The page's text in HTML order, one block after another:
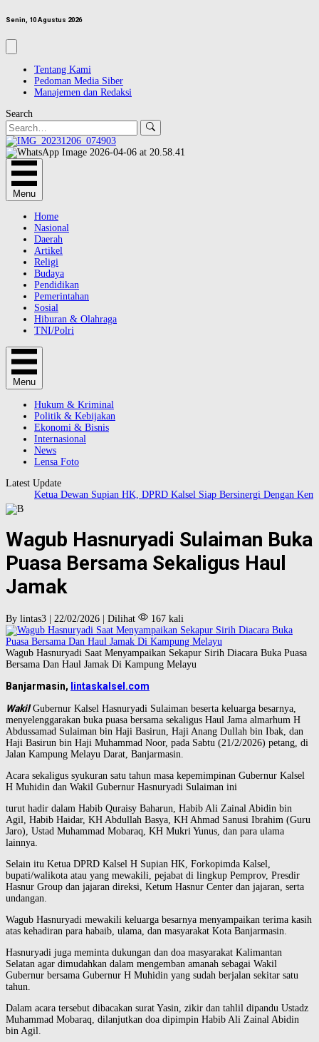
Senin, 10 Agustus 2026
Tentang Kami
Pedoman Media Siber
Manajemen dan Redaksi
Search
Menu
Home
Nasional
Daerah
Artikel
Religi
Budaya
Pendidikan
Pemerintahan
Sosial
Hiburan & Olahraga
TNI/Polri
Menu
Hukum & Kriminal
Politik & Kebijakan
Ekonomi & Bisnis
Internasional
News
Lensa Foto
Latest Update
Ketua Dewan Supian HK, DPRD Kalsel Siap Bersinergi Dengan
Wagub Hasnuryadi Sulaiman Buka
Puasa Bersama Sekaligus Haul
Jamak
By lintas3 | 22/02/2026 | Dilihat 167 kali
Wagub Hasnuryadi Saat Menyampaikan Sekapur Sirih Diacara Buka Puasa
Bersama Dan Haul Jamak Di Kampung Melayu
Banjarmasin, lintaskalsel.com
WakilGubernur Kalsel Hasnuryadi Sulaiman beserta keluarga besarnya,
menyelenggarakan buka puasa bersama sekaligus Haul Jama almarhum H
Abdussamad Sulaiman bin Haji Basirun, Haji Anang Dullah bin Ibak, dan
Haji Basirun bin Haji Muhammad Noor, pada Sabtu (21/2/2026) petang, di
Jalan Kampung Melayu Darat, Banjarmasin.
Acara sekaligus syukuran satu tahun masa kepemimpinan Gubernur Kalsel
H Muhidin dan Wakil Gubernur Hasnuryadi Sulaiman ini
turut hadir dalam Habib Quraisy Baharun, Habib Ali Zainal Abidin bin
Agil, Habib Haidar, KH Abdullah Basya, KH Ahmad Sanusi Ibrahim (Guru
Jaro), Ustad Muhammad Mobaraq, KH Mukri Yunus, dan para ulama
lainnya.
Selain itu Ketua DPRD Kalsel H Supian HK, Forkopimda Kalsel,
bupati/walikota atau yang mewakili, pejabat di lingkup Pemprov, Presdir
Hasnur Group dan jajaran direksi, Ketum Hasnur Center dan jajaran, serta
undangan.
Wagub Hasnuryadi mewakili keluarga besarnya menyampaikan terima kasih
atas kehadiran para habaib, ulama, dan masyarakat Kota Banjarmasin.
Hasnuryadi juga meminta dukungan dan doa masyarakat Kalimantan
Selatan agar dimudahkan dalam mengemban amanah sebagai Wakil
Gubernur bersama Gubernur H Muhidin yang sudah berjalan sekitar satu
tahun.
Dalam acara tersebut dibacakan surat Yasin, zikir dan tahlil dipandu Ustadz
Muhammad Mobaraq, dilanjutkan doa dipimpin Habib Ali Zainal Abidin
bin Agil.